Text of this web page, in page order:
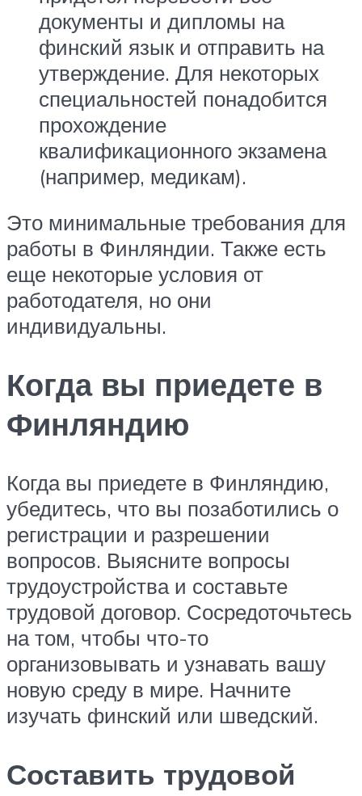
документы и дипломы на
финский язык и отправить на
утверждение. Для некоторых
специальностей понадобится
прохождение
квалификационного экзамена
(например, медикам).
Это минимальные требования для
работы в Финляндии. Также есть
еще некоторые условия от
работодателя, но они
индивидуальны.
Когда вы приедете в
Финляндию
Когда вы приедете в Финляндию,
убедитесь, что вы позаботились о
регистрации и разрешении
вопросов. Выясните вопросы
трудоустройства и составьте
трудовой договор. Сосредоточьтесь
на том, чтобы что-то
организовывать и узнавать вашу
новую среду в мире. Начните
изучать финский или шведский.
Составить трудовой